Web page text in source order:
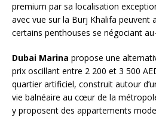
premium par sa localisation
avec vue sur la Burj Khalifa peuvent
certains penthouses se négociant
Dubai Marina propose une
prix oscillant entre 2 200 et 3 500
quartier artificiel, construit autour
vie balnéaire au cœur de la
y proposent des appartements